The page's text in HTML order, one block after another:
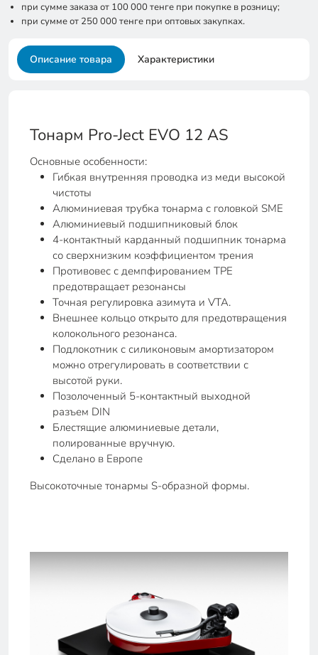
при сумме заказа от 100 000 тенге при покупке в розницу;
при сумме от 250 000 тенге при оптовых закупках.
Описание товара Характеристики
Тонарм Pro-Ject EVO 12 AS
Основные особенности:
Гибкая внутренняя проводка из меди высокой
чистоты
Алюминиевая трубка тонарма с головкой SME
Алюминиевый подшипниковый блок
4-контактный карданный подшипник тонарма
со сверхнизким коэффициентом трения
Противовес с демпфированием TPE
предотвращает резонансы
Точная регулировка азимута и VTA.
Внешнее кольцо открыто для предотвращения
колокольного резонанса.
Подлокотник с силиконовым амортизатором
можно отрегулировать в соответствии с
высотой руки.
Позолоченный 5-контактный выходной
разъем DIN
Блестящие алюминиевые детали,
полированные вручную.
Сделано в Европе
Высокоточные тонармы S-образной формы.